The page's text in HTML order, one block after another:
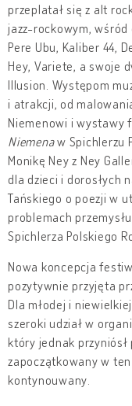
przeplatał się z alt
jazz-rockowym, wśród
Pere Ubu, Kaliber 44,
Hey, Variete, a swoje
Illusion. Występom
i atrakcji, od
Niemenowi i wystawy
Niemenaw Spichlerzu
Monikę Ney z Ney
dla dzieci i dorosłych
Tańskiego o poezji w
problemach
Spichlerza Polskiego
Nowa koncepcja
pozytywnie przyjęta
Dla młodej i
szeroki udział w
który jednak
zapoczątkowany w
kontynouwany.